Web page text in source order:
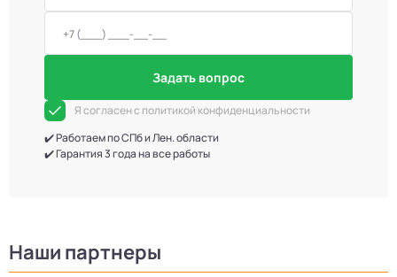
Задать вопрос
Я согласен с политикой конфиденциальности
✔️ Работаем по СПб и Лен. области
✔️ Гарантия 3 года на все работы
Наши партнеры